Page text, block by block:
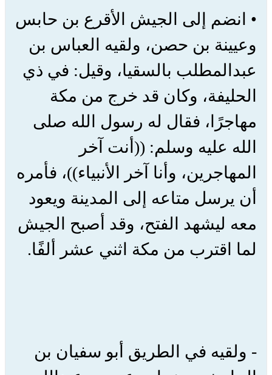
• انضم إلى الجيش الأقرع بن حابس
وعيينة بن حصن، ولقيه العباس بن
عبدالمطلب بالسقيا، وقيل: في ذي
الحليفة، وكان قد خرج من مكة
مهاجرًا، فقال له رسول الله صلى
الله عليه وسلم: ((أنت آخر
المهاجرين، وأنا آخر الأنبياء))، فأمره
أن يرسل متاعه إلى المدينة ويعود
معه ليشهد الفتح، وقد أصبح الجيش
لما اقترب من مكة اثني عشر ألفًا.
- ولقيه في الطريق أبو سفيان بن